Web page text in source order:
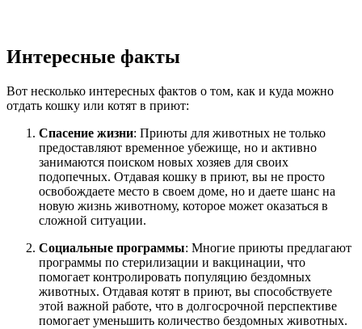
Интересные факты
Вот несколько интересных фактов о том, как и куда можно
отдать кошку или котят в приют:
Спасение жизни: Приюты для животных не только
предоставляют временное убежище, но и активно
занимаются поиском новых хозяев для своих
подопечных. Отдавая кошку в приют, вы не просто
освобождаете место в своем доме, но и даете шанс на
новую жизнь животному, которое может оказаться в
сложной ситуации.
Социальные программы: Многие приюты предлагают
программы по стерилизации и вакцинации, что
помогает контролировать популяцию бездомных
животных. Отдавая котят в приют, вы способствуете
этой важной работе, что в долгосрочной перспективе
помогает уменьшить количество бездомных животных.